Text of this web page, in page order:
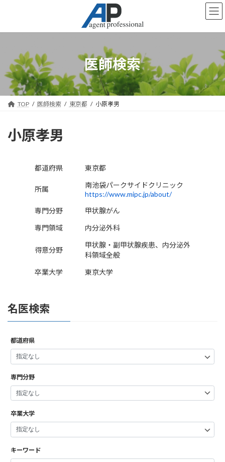
ン
キ
プ
ー
に
動
医師検索
TOP 医師検索 東京都 小原孝男
小原孝男
都道府県 東京都
所属
南池袋パークサイドクリニック
https://www.mipc.jp/about/
専門分野
甲状腺がん
専門領域
内分泌外科
得意分野
甲状腺・副甲状腺疾患、内分泌外
科領域全般
卒業大学
東京大学
名医検索
都道府県
専門分野
卒業大学
キーワード